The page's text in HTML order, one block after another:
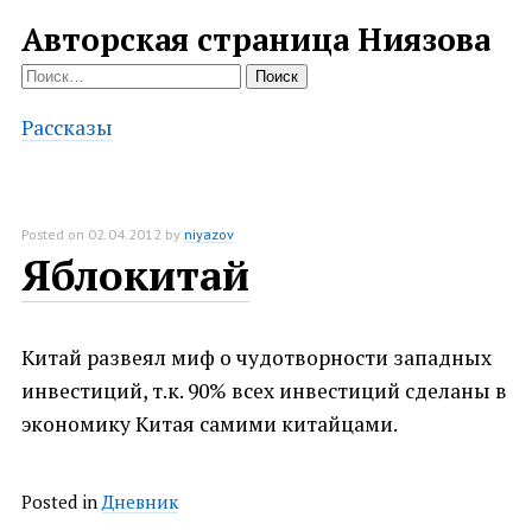
Авторская страница Ниязова
Найти:
Рассказы
Posted on 02.04.2012 byniyazov
Яблокитай
Китай развеял миф о чудотворности западных
инвестиций, т.к. 90% всех инвестиций сделаны в
экономику Китая самими китайцами.
Posted in Дневник